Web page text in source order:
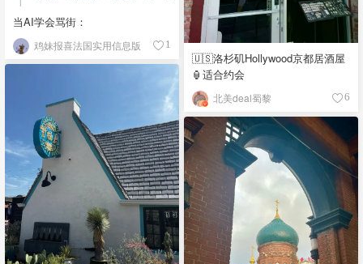
当AI学会骂街：
鸡妹报喜法国实用信息版 1
🇺🇸洛杉矶Hollywood京都居酒屋
🏮适合约会
北美deal蜀黎 6